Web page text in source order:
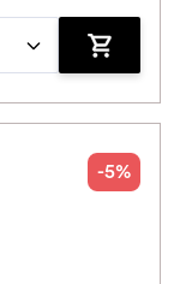
Zum
-5%